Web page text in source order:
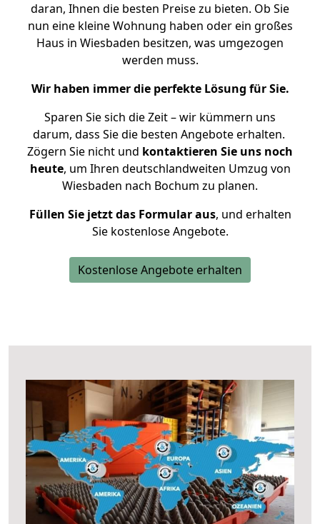
daran, Ihnen die besten Preise zu bieten. Ob Sie
nun eine kleine Wohnung haben oder ein großes
Haus in Wiesbaden besitzen, was umgezogen
werden muss.
Wir haben immer die perfekte Lösung für Sie.
Sparen Sie sich die Zeit – wir kümmern uns
darum, dass Sie die besten Angebote erhalten.
Zögern Sie nicht und kontaktieren Sie uns noch
heute, um Ihren deutschlandweiten Umzug von
Wiesbaden nach Bochum zu planen.
Füllen Sie jetzt das Formular aus, und erhalten
Sie kostenlose Angebote.
Kostenlose Angebote erhalten